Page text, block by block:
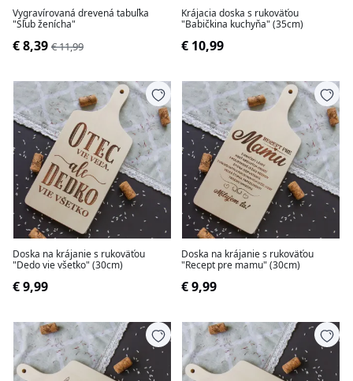
Vygravírovaná drevená tabuľka
"Sľub ženícha"
€ 8,39 € 11,99
Krájacia doska s rukoväťou
"Babičkina kuchyňa" (35cm)
€ 10,99
Doska na krájanie s rukoväťou
"Dedo vie všetko" (30cm)
€ 9,99
Doska na krájanie s rukoväťou
"Recept pre mamu" (30cm)
€ 9,99